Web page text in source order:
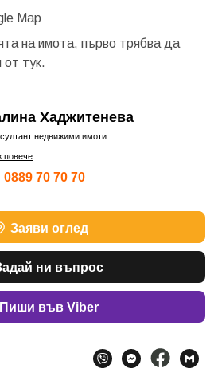
на имота, първо трябва да
от тук.
Хаджитенева
недвижими имоти
повече
0889 70 70 70
Заяви оглед
ни въпрос
Пиши във Viber